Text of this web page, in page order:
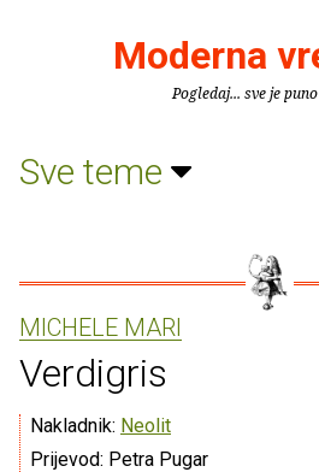
Moderna
Pogledaj... sve je
Sve teme
MICHELE MARI
Verdigris
Nakladnik: Neolit
Prijevod: Petra Pugar